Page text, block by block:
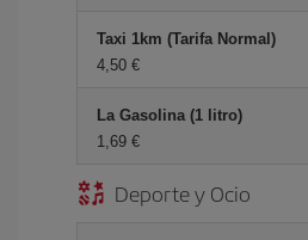
Taxi 1km (Tarifa Normal)
4,50 €
La Gasolina (1 litro)
1,69 €
Deporte y Ocio